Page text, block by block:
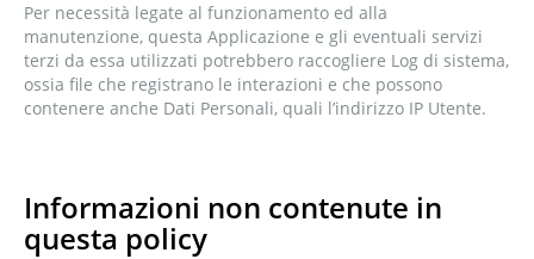
Per necessità legate al funzionamento ed alla
manutenzione, questa Applicazione e gli eventuali servizi
terzi da essa utilizzati potrebbero raccogliere Log di sistema,
ossia file che registrano le interazioni e che possono
contenere anche Dati Personali, quali l’indirizzo IP Utente.
Informazioni non contenute in
questa policy